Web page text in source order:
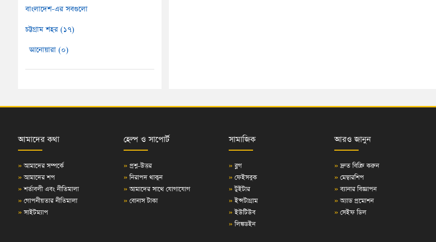
বাংলাদেশ-এর সবগুলো
চট্টগ্রাম শহর (১৭)
আনোয়ারা (০)
আমাদের কথা
» আমাদের সম্পর্কে
» আমাদের শপ
» শর্তাবলী এবং নীতিমালা
» গোপনীয়তার নীতিমালা
» সাইটম্যাপ
হেল্প ও সাপোর্ট
» প্রশ্ন-উত্তর
» নিরাপদ থাকুন
» আমাদের সাথে যোগাযোগ
» বোনাস টাকা
সামাজিক
» ব্লগ
» ফেইসবুক
» টুইটার
» ইন্সটাগ্রাম
» ইউটিউব
» লিঙ্কডইন
আরও জানুন
» দ্রুত বিক্রি করুন
» মেম্বারশিপ
» ব্যানার বিজ্ঞাপন
» অ্যাড প্রমোশন
» সেইফ ডিল